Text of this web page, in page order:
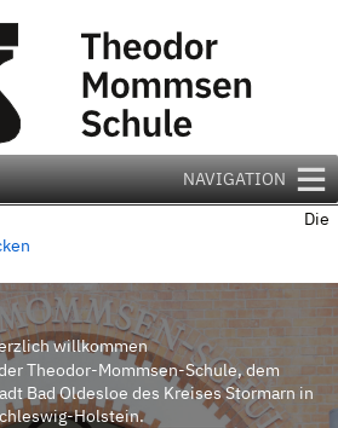
NAVIGATION
willkommen
Theodor-Mommsen-Schule, dem
Bad Oldesloe des Kreises Stormarn in
Holstein.